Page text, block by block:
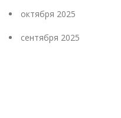
октября 2025
сентября 2025